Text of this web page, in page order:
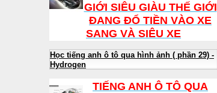
GIỚI SIÊU GIÀU THẾ GIỚI
ĐANG ĐỔ TIỀN VÀO XE
SANG VÀ SIÊU XE
Học tiếng anh ô tô qua hình ảnh ( phần 29) -
Hydrogen
TIẾNG ANH Ô TÔ QUA